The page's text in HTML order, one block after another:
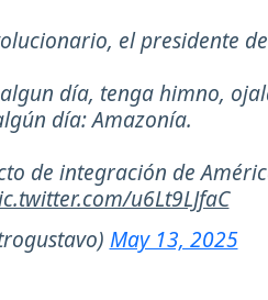
el presidente
día, tenga himno,
día: Amazonía.
de integración de
u6Lt9LJfaC
May 13, 2025